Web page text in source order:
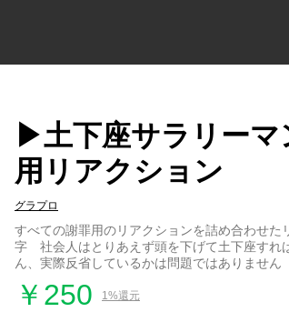
▶土下座サラリーマ
用リアクション
グラプロ
すべての謝罪用のリアクションを詰め合わせた
字 社会人はとりあえず頭を下げて土下座すれ
ん、実際反省しているかは問題ではありません
￥250 1%還元